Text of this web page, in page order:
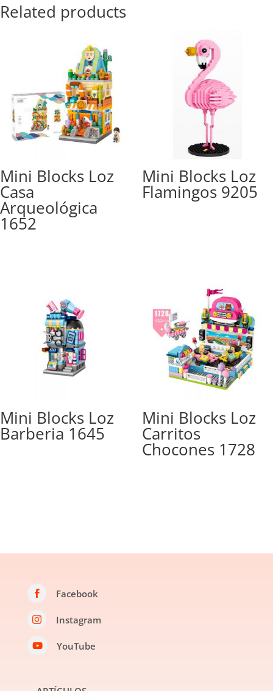
Related products
Mini Blocks Loz
Casa
Arqueológica
1652
Mini Blocks Loz
Flamingos 9205
Mini Blocks Loz
Barberia 1645
Mini Blocks Loz
Carritos
Chocones 1728
 Facebook
 Instagram
 YouTube